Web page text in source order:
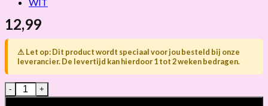
12,99
⚠ Let op: Dit product wordt speciaal voor jou besteld bij onze
leverancier. De levertijd kan hierdoor 1 tot 2 weken bedragen.
TRIXIE LIGMAT NANI VOOR VENSTERBANKEN GRIJS